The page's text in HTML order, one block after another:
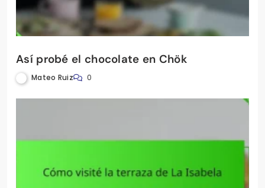
Así probé el chocolate en Chök
Mateo Ruiz 0